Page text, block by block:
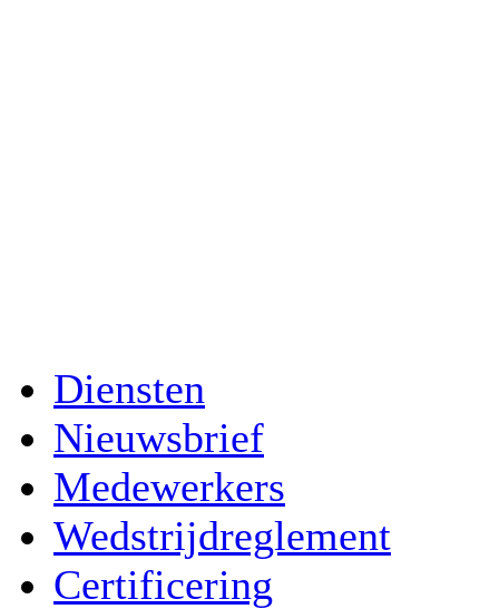
Diensten
Nieuwsbrief
Medewerkers
Wedstrijdreglement
Certificering